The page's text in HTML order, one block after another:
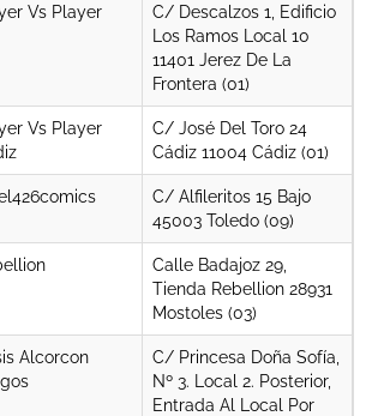
Vs Player
C/ Descalzos 1, Edificio
Los Ramos Local 10
11401 Jerez De La
Frontera (01)
Vs Player
C/ José Del Toro 24
Cádiz 11004 Cádiz (01)
C/ Alfileritos 15 Bajo
45003 Toledo (09)
Calle Badajoz 29,
Tienda Rebellion 28931
Mostoles (03)
Alcorcon
C/ Princesa Doña Sofía,
Nº 3. Local 2. Posterior,
Entrada Al Local Por